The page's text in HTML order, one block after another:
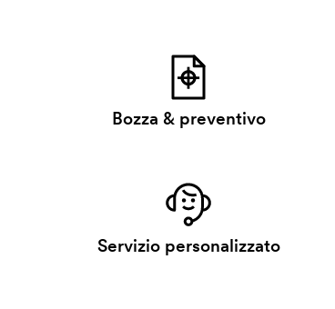
Bozza & preventivo
Servizio personalizzato